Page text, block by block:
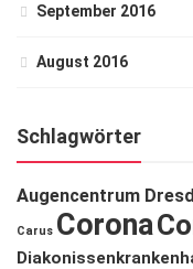
September 2016
August 2016
Schlagwörter
Augencentrum
Carus Corona